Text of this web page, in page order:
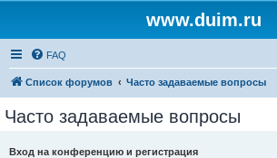
www.duim.ru
FAQ
Список форумов Часто задаваемые вопросы
Часто задаваемые вопросы
Вход на конференцию и регистрация